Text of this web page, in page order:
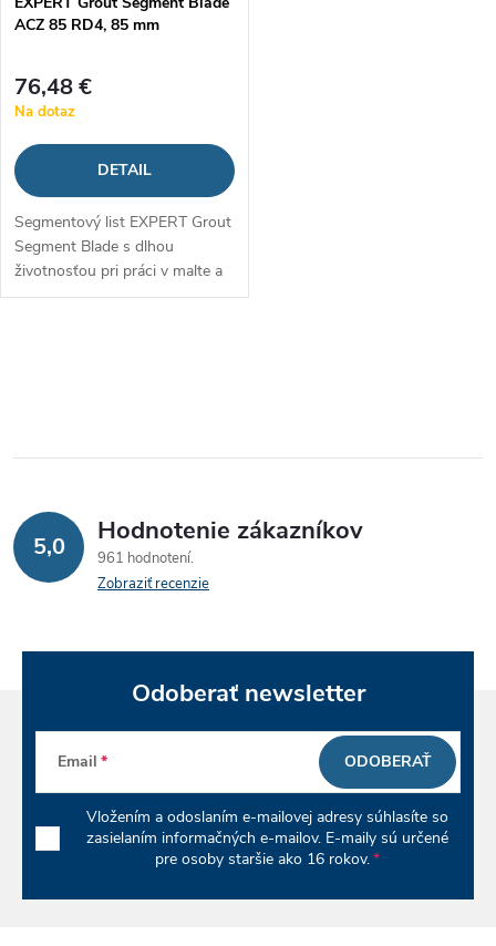
o
d
u
k
v
r
o
d
u
k
t
ACZ 85 RD4, 85 mm
76,48 €
Na dotaz
DETAIL
Segmentový list EXPERT Grout
Segment Blade s dlhou
životnosťou pri práci v malte a
mäkkých obkladačkách
l
d
a
k
5,0 Hodnotenie zákazníkov
961 hodnotení
Zobraziť recenzie
Odoberať newsletter
Email
Vložením a odoslaním e-mailovej adresy súhlasíte so
zasielaním informačných e-mailov. E-maily sú určené
pre osoby staršie ako 16 rokov.
ODOBERAŤ